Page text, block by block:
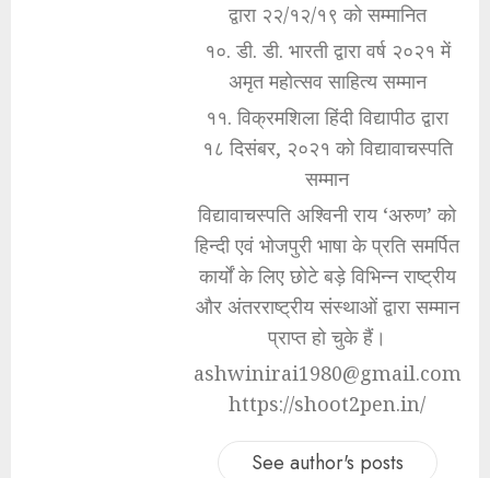
द्वारा २२/१२/१९ को सम्मानित
१०. डी. डी. भारती द्वारा वर्ष २०२१ में
अमृत महोत्सव साहित्य सम्मान
११. विक्रमशिला हिंदी विद्यापीठ द्वारा
१८ दिसंबर, २०२१ को विद्यावाचस्पति
सम्मान
विद्यावाचस्पति अश्विनी राय ‘अरुण’ को
हिन्दी एवं भोजपुरी भाषा के प्रति समर्पित
कार्यों के लिए छोटे बड़े विभिन्न राष्ट्रीय
और अंतरराष्ट्रीय संस्थाओं द्वारा सम्मान
प्राप्त हो चुके हैं।
ashwinirai1980@gmail.com
https://shoot2pen.in/
See author's posts